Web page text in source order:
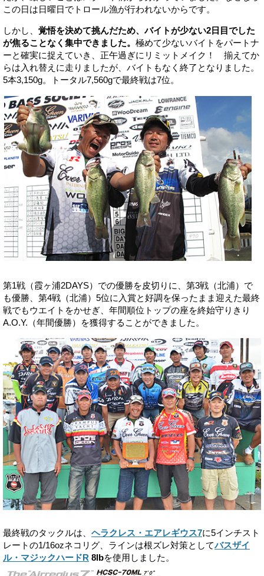
この日は日曜日でトロール漁が行われないからです。
しかし、 覚悟を決めて挑んだため、バイトが少ない2日目でした
が焦ることなく集中できました。 極めて少ないバイトをパートナ
ーと確実に捉えていき、正午過ぎにリミットメイク！ 揃えてか
らは入れ替えに走りましたが、バイトもなく終了となりました。
5本3,150g。トータル7,560gで最終戦は7位。
第1戦（霞ヶ浦2DAYS）での優勝を皮切りに、第3戦（北浦）で
も優勝、第4戦（北浦）5位に入賞と好調を保ったまま迎えた最終
戦でもウエイトをかせぎ、年間順位トップの座を終始守りきり
A.O.Y.（年間優勝）を獲得することができました。
最終戦のタックルは、 ヘラクレス・エアレギウス7に5インチスト
レートの1/16ozネコリグ、ラインは根ズレ対策としてバスザイ
ル・マジックハードR 8lbを使用しました。